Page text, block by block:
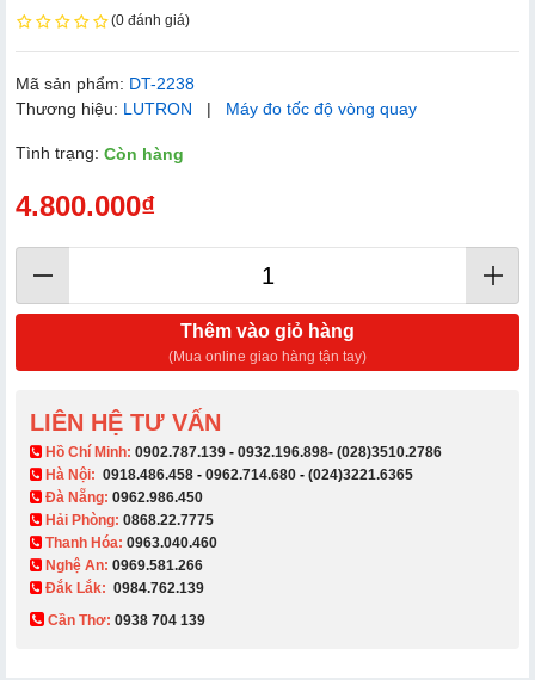
(0 đánh giá)
Mã sản phẩm: DT-2238
Thương hiệu: LUTRON | Máy đo tốc độ vòng quay
Tình trạng: Còn hàng
4.800.000₫
Thêm vào giỏ hàng
(Mua online giao hàng tận tay)
LIÊN HỆ TƯ VẤN
​ Hồ Chí Minh: 0902.787.139 - 0932.196.898- (028)3510.2786
Hà Nội: 0918.486.458 - 0962.714.680 - (024)3221.6365
Đà Nẵng: 0962.986.450
Hải Phòng: 0868.22.7775
Thanh Hóa: 0963.040.460
Nghệ An: 0969.581.266
Đắk Lắk: 0984.762.139
Cần Thơ: 0938 704 139​